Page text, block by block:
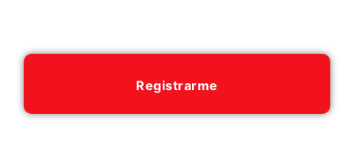
Registrarme